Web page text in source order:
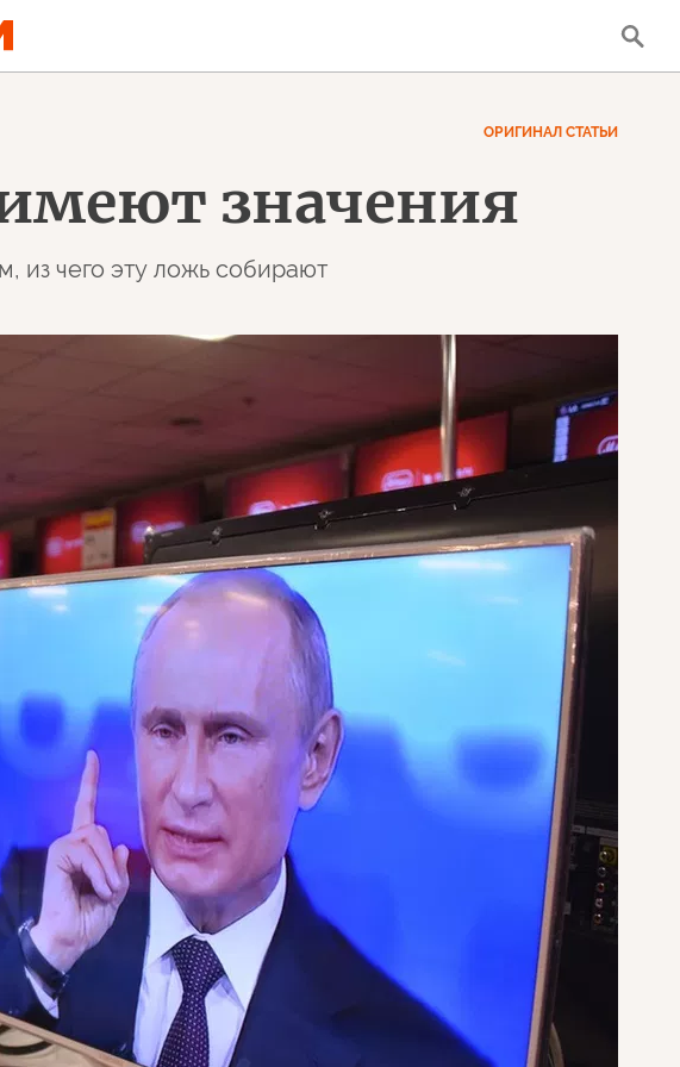
ОРИГИНАЛ СТАТЬИ
значения
из чего эту ложь собирают